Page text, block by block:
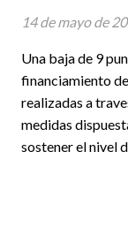
Una baja de 9
financiamiento
realizadas a
medidas
sostener el nivel
14 de mayo de